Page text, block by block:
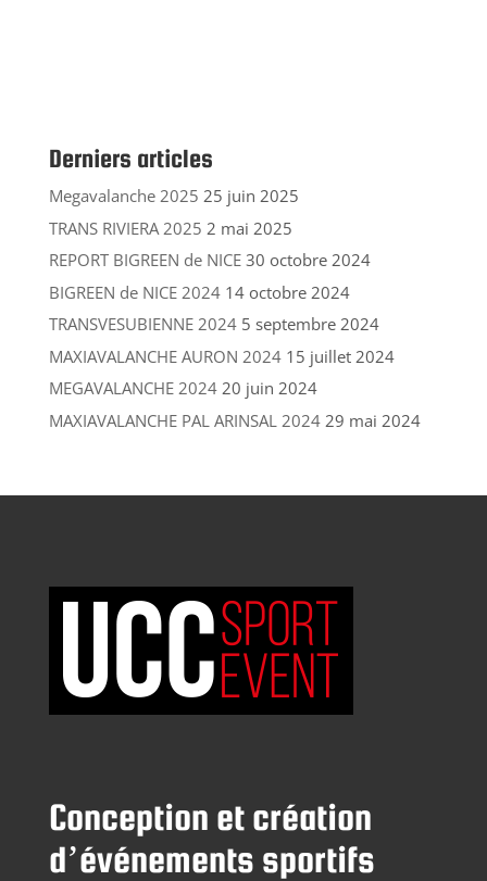
Derniers articles
Megavalanche 2025 25 juin 2025
TRANS RIVIERA 2025 2 mai 2025
REPORT BIGREEN de NICE 30 octobre 2024
BIGREEN de NICE 2024 14 octobre 2024
TRANSVESUBIENNE 2024 5 septembre 2024
MAXIAVALANCHE AURON 2024 15 juillet 2024
MEGAVALANCHE 2024 20 juin 2024
MAXIAVALANCHE PAL ARINSAL 2024 29 mai 2024
Conception et création
d’événements sportifs